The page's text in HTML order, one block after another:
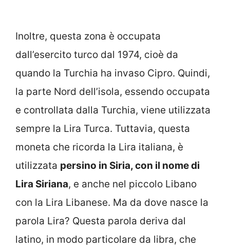
Inoltre, questa zona è occupata
dall’esercito turco dal 1974, cioè da
quando la Turchia ha invaso Cipro. Quindi,
la parte Nord dell’isola, essendo occupata
e controllata dalla Turchia, viene utilizzata
sempre la Lira Turca. Tuttavia, questa
moneta che ricorda la Lira italiana, è
utilizzata persino in Siria, con il nome di
Lira Siriana, e anche nel piccolo Libano
con la Lira Libanese. Ma da dove nasce la
parola Lira? Questa parola deriva dal
latino, in modo particolare da libra, che